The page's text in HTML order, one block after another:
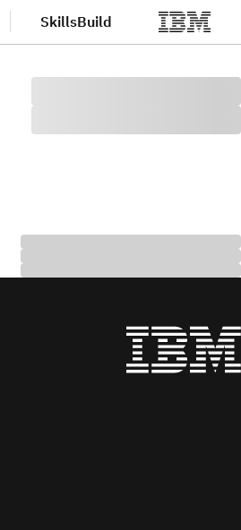
اصلی مواد پر جائیںSkillsBuild